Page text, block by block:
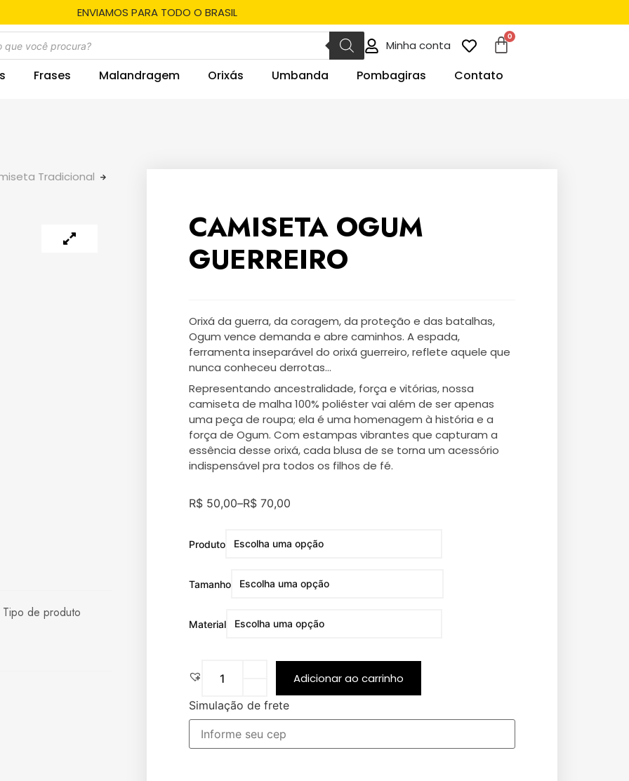
ENVIAMOS PARA TODO O BRASIL
Minha conta
Frases Malandragem Orixás Umbanda Pombagiras Contato
Tradicional
Tipo de produto
CAMISETA OGUM
GUERREIRO
Orixá da guerra, da coragem, da proteção e das batalhas,
Ogum vence demanda e abre caminhos. A espada,
ferramenta inseparável do orixá guerreiro, reflete aquele que
nunca conheceu derrotas…
Representando ancestralidade, força e vitórias, nossa
camiseta de malha 100% poliéster vai além de ser apenas
uma peça de roupa; ela é uma homenagem à história e a
força de Ogum. Com estampas vibrantes que capturam a
essência desse orixá, cada blusa de se torna um acessório
indispensável pra todos os filhos de fé.
R$ 50,00–R$ 70,00
Produto
Tamanho
Material
Adicionar ao carrinho
Simulação de frete